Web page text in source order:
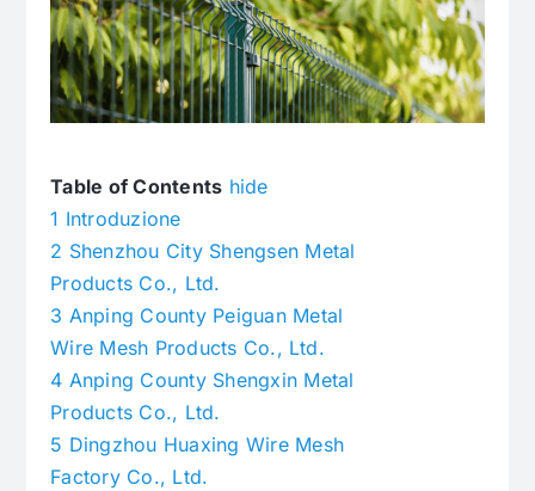
Table of Contents hide
1 Introduzione
2 Shenzhou City Shengsen Metal
Products Co., Ltd.
3 Anping County Peiguan Metal
Wire Mesh Products Co., Ltd.
4 Anping County Shengxin Metal
Products Co., Ltd.
5 Dingzhou Huaxing Wire Mesh
Factory Co., Ltd.